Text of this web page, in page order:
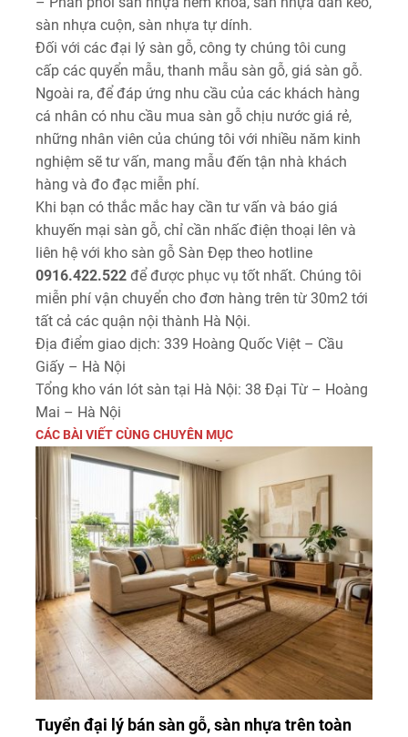
sàn nhựa cuộn, sàn nhựa tự dính.
Đối với các đại lý sàn gỗ, công ty chúng tôi cung
cấp các quyển mẫu, thanh mẫu sàn gỗ, giá sàn gỗ.
Ngoài ra, để đáp ứng nhu cầu của các khách hàng
cá nhân có nhu cầu mua sàn gỗ chịu nước giá rẻ,
những nhân viên của chúng tôi với nhiều năm kinh
nghiệm sẽ tư vấn, mang mẫu đến tận nhà khách
hàng và đo đạc miễn phí.
Khi bạn có thắc mắc hay cần tư vấn và báo giá
khuyến mại sàn gỗ, chỉ cần nhấc điện thoại lên và
liên hệ với kho sàn gỗ Sàn Đẹp theo hotline
0916.422.522 để được phục vụ tốt nhất. Chúng tôi
miễn phí vận chuyển cho đơn hàng trên từ 30m2 tới
tất cả các quận nội thành Hà Nội.
Địa điểm giao dịch: 339 Hoàng Quốc Việt – Cầu
Giấy – Hà Nội
Tổng kho ván lót sàn tại Hà Nội: 38 Đại Từ – Hoàng
Mai – Hà Nội
CÁC BÀI VIẾT CÙNG CHUYÊN MỤC
Tuyển đại lý bán sàn gỗ, sàn nhựa trên toàn